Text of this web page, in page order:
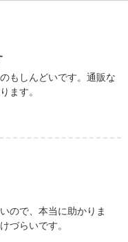
もしんどいです。通販な
ます。
ので、本当に助かりま
づらいです。